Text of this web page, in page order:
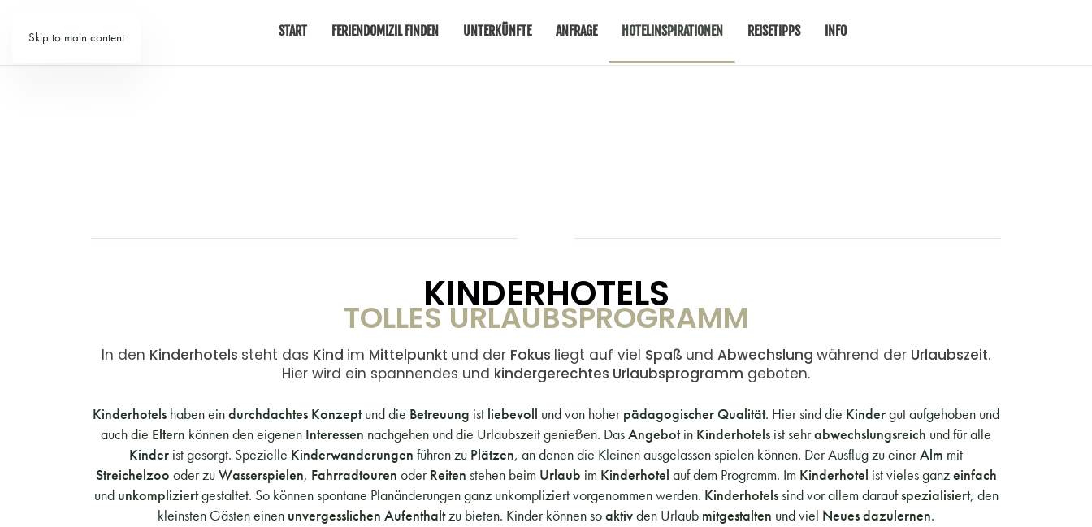
Skip to main content START FERIENDOMIZIL FINDEN UNTERKÜNFTE ANFRAGE HOTELINSPIRATIONEN REISETIPPS INFO
KINDERHOTELS
TOLLES URLAUBSPROGRAMM
In den Kinderhotels steht das Kind im Mittelpunkt und der Fokus liegt auf viel Spaß und Abwechslung während der Urlaubszeit.
Hier wird ein spannendes und kindergerechtes Urlaubsprogramm geboten.
Kinderhotels haben eindurchdachtes Konzeptund die Betreuung ist liebevoll und von hoherpädagogischer Qualität. Hier sind die Kindergut aufgehoben und
auch die Eltern können den eigenen Interessen nachgehen und die Urlaubszeit genießen. DasAngebotin Kinderhotels ist sehrabwechslungsreich und für alle
Kinder ist gesorgt. Spezielle Kinderwanderungen führenzu Plätzen, an denen die Kleinen ausgelassen spielen können. Der Ausflug zu einerAlm mit
Streichelzoo oderzuWasserspielen, Fahrradtouren oderReiten stehen beim Urlaub im Kinderhotel auf dem Programm. Im Kinderhotel ist vieles ganzeinfach
und unkompliziertgestaltet. So können spontane Planänderungen ganz unkompliziert vorgenommen werden. Kinderhotelssind vor allem daraufspezialisiert, den
kleinsten Gästen einen unvergesslichen Aufenthaltzu bieten. Kinder können soaktivden Urlaub mitgestalten und viel Neues dazulernen.